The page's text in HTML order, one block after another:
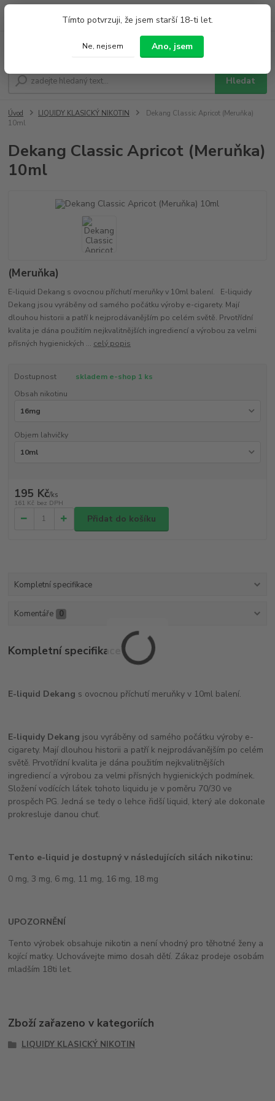
Tímto potvrzuji, že jsem starší 18-ti let.
Ne, nejsem Ano, jsem
Hledat
Po - Pá 9:00 - 19:00 So 9:00 - 14:00
Úvod LIQUIDY KLASICKÝ NIKOTIN
Dekang Classic Apricot (Meruňka)
10ml
Dekang Classic Apricot (Meruňka)
10ml
(Meruňka)
E-liquid Dekang s ovocnou příchutí meruňky v 10ml balení. E-liquidy
Dekang jsou vyráběny od samého počátku výroby e-cigarety. Mají
dlouhou historii a patří k nejprodávanějším po celém světě. Prvotřídní
kvalita je dána použitím nejkvalitnějších ingrediencí a výrobou za velmi
přísných hygienických ... celý popis
Dostupnost
skladem e-shop 1 ks
Obsah nikotinu
Objem lahvičky
195 Kč/ks
161 Kč bez DPH
Přidat do košíku
Kompletní specifikace
Komentáře 0
Kompletní specifikace
E-liquid Dekang s ovocnou příchutí meruňky v 10ml balení.
E-liquidy Dekang jsou vyráběny od samého počátku výroby e-
cigarety. Mají dlouhou historii a patří k nejprodávanějším po celém
světě. Prvotřídní kvalita je dána použitím nejkvalitnějších
ingrediencí a výrobou za velmi přísných hygienických podmínek.
Složení vodících látek tohoto liquidu je v poměru 70/30 ve
prospěch PG. Jedná se tedy o lehce řidší liquid, který ale dokonale
prokresluje danou chuť.
Tento e-liquid je dostupný v následujících silách nikotinu:
0 mg, 3 mg, 6 mg, 11 mg, 16 mg, 18 mg
UPOZORNĚNÍ
Tento výrobek obsahuje nikotin a není vhodný pro těhotné ženy a
kojící matky. Uchovávejte mimo dosah dětí. Zákaz prodeje osobám
mladším 18ti let.
Zboží zařazeno v kategoriích
LIQUIDY KLASICKÝ NIKOTIN